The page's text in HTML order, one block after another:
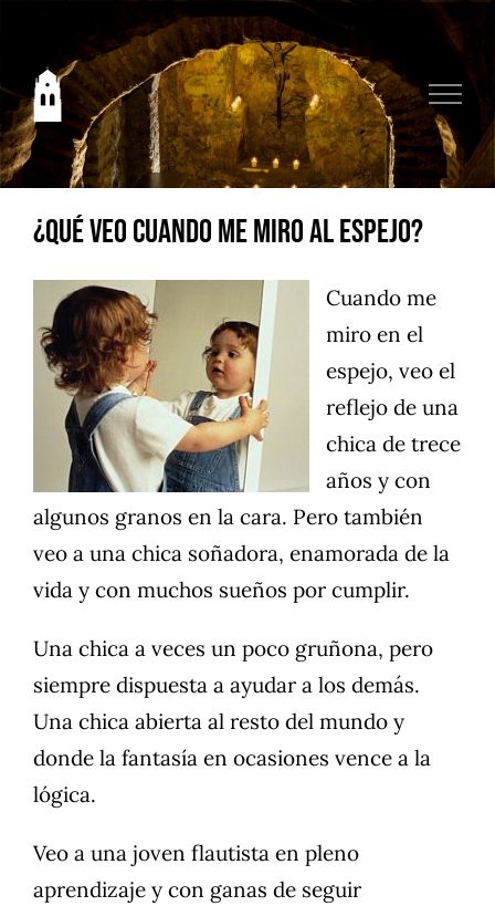
contenido
¿Qué veo cuando me miro al espejo?
Cuando me
miro en el
espejo, veo el
reflejo de una
chica de trece
años y con
algunos granos en la cara. Pero también
veo a una chica soñadora, enamorada de la
vida y con muchos sueños por cumplir.
Una chica a veces un poco gruñona, pero
siempre dispuesta a ayudar a los demás.
Una chica abierta al resto del mundo y
donde la fantasía en ocasiones vence a la
lógica.
Veo a una joven flautista en pleno
aprendizaje y con ganas de seguir